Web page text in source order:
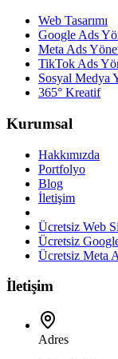
Web Tasarımı
Google Ads
Meta Ads
TikTok Ads
Sosyal Medya
365° Kreatif
Kurumsal
Hakkımızda
Portfolyo
Blog
İletişim
Ücretsiz Web
Ücretsiz
Ücretsiz Meta
İletişim
Adres